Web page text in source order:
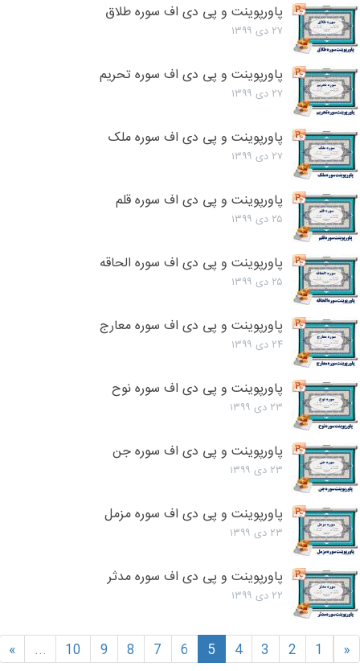
پاورپوینت و پی دی اف سوره طلاق
۲۷ دی ۱۳۹۹
پاورپوینت و پی دی اف سوره تحریم
۲۷ دی ۱۳۹۹
پاورپوینت و پی دی اف سوره ملک
۲۷ دی ۱۳۹۹
پاورپوینت و پی دی اف سوره قلم
۲۵ دی ۱۳۹۹
پاورپوینت و پی دی اف سوره الحاقه
۲۵ دی ۱۳۹۹
پاورپوینت و پی دی اف سوره معارج
۲۴ دی ۱۳۹۹
پاورپوینت و پی دی اف سوره نوح
۲۳ دی ۱۳۹۹
پاورپوینت و پی دی اف سوره جن
۲۳ دی ۱۳۹۹
پاورپوینت و پی دی اف سوره مزمل
۲۳ دی ۱۳۹۹
پاورپوینت و پی دی اف سوره مدثر
۲۲ دی ۱۳۹۹
«
1
2
3
4
5
6
7
8
9
10
...
»